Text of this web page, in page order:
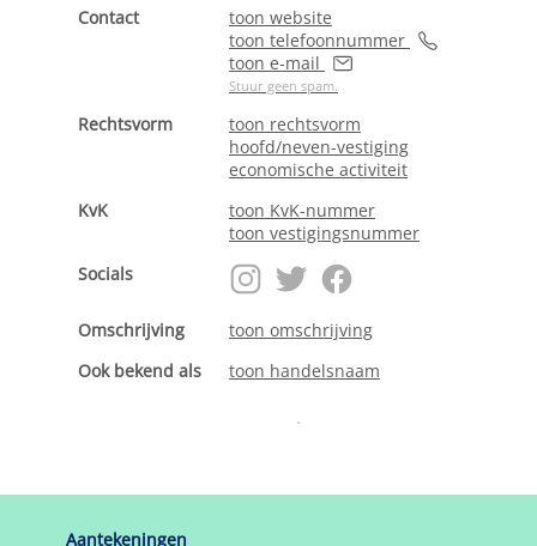
Contact
toon website
toon telefoonnummer
toon e-mail
Stuur geen spam.
Rechtsvorm
toon rechtsvorm
hoofd/neven-vestiging
economische activiteit
KvK
toon KvK-nummer
toon vestigingsnummer
Socials
Omschrijving
toon omschrijving
Ook bekend als
toon handelsnaam
Aantekeningen